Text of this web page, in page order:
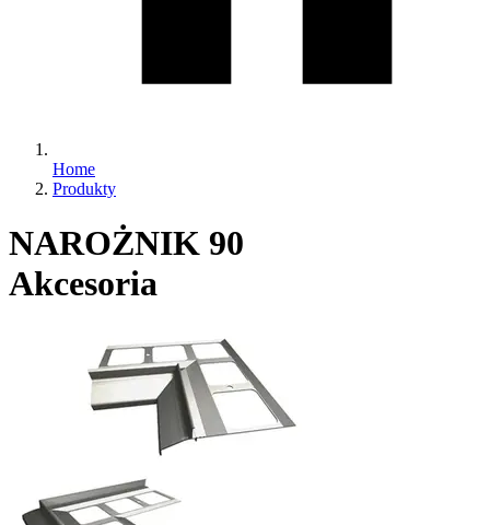
Home
Produkty
NAROŻNIK 90
Akcesoria